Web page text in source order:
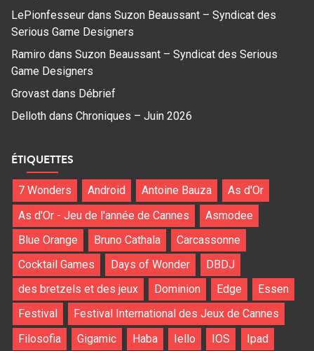
LePionfesseur dans Suzon Beaussant – Syndicat des
Serious Game Designers
Ramiro dans Suzon Beaussant – Syndicat des Serious
Game Designers
Grovast dans Débrief
Delloth dans Chroniques – Juin 2026
ÉTIQUETTES
7 Wonders Android Antoine Bauza
As d'Or
As d'Or - Jeu de l'année de Cannes
Asmodee
Blue Orange
Bruno Cathala
Carcassonne
Cocktail Games
Days of Wonder
DBDJ
des bretzels et des jeux
Dominion Edge
Essen
Festival
Festival International des Jeux de Cannes
Filosofia
Gigamic Haba Iello IOS Ipad